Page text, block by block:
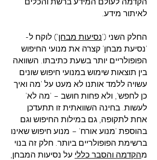
לאיתור מידע.
החלק השני ('נסיעות מבחן') לוקח ל-
'נסיעת מבחן' קצרה את מנועי החיפוש
הפופולריים יותר בשעת כתיבתו. השוואה
בין תוצאות שימוש במנועי חיפוש שונים
עשויה ללמד אותנו לא מעט על 'מה ואיך
כן לחפש', ולא פחות חושב – 'מה לא'
לעשות. בחינה השוואתית זו תתעדכן
אחת לתקופה, גם במילות החיפוש וגם
בהוספת 'מנוע אורח' – מנוע חיפוש שאינו
ברשימת הפופולריים ביותר. חלק זה בנוי
מהקדמה והסבר כללי על נסיעות המבחן,